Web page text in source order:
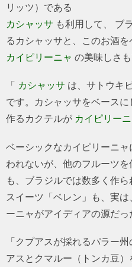
リッツ）である
カシャッサ も利用して、 ブ
るカシャッサと、このお酒を
カイピリーニャ の美味しさも
「 カシャッサ は、サトウキ
です。カシャッサをベース
作るカクテルが カイピリー
ベーシックなカイピリーニ
われないが、他のフルーツ
も、ブラジルでは数多く作
スイーツ「ベレン」も、実
ーニャがアイディアの源だっ
「クプアスが採れるパラー
アスとクマルー（トンカ豆